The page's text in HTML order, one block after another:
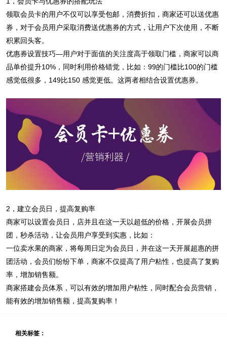
领取会员卡的用户不仅可以享受包邮，消费折扣，商家还可以送优惠
券，对于会员用户采取消费送优惠券的方式，让用户下次使用，不断
积累回头客。
优惠券设置技巧—用户对于面值的关注度高于领取门槛，商家可以商
品单价提升10%，同时利用价格错觉，比如：99的门槛比100的门槛
感觉低很多，149比150 感觉更低。这两者相结合设置优惠券。
2，建立会员日，提高复购率
商家可以设置会员日，店并且在这一天以超低的价格，开展会员拼
团，秒杀活动，让会员用户享受到实惠，比如：
一位卖水果的商家，将每周日定为会员日，并在这一天开展超惠的拼
团活动，会员们纷纷下单，商家不仅提高了用户粘性，也提高了复购
率，增加销售额。
商家搭建会员体系，可以有效的增加用户粘性，同时配合会员营销，
能有效的增加销售额，提高复购率！
相关标签：